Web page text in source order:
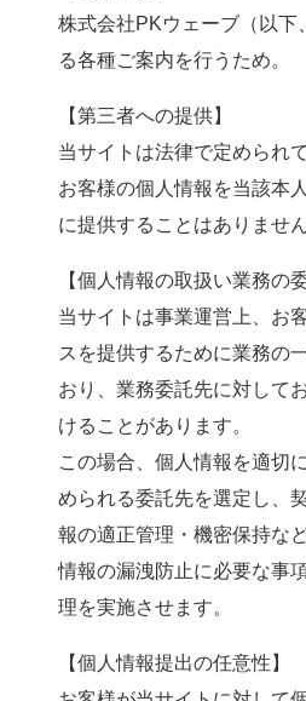
株式会社PKウェーブ（以下
る各種ご案内を行うため。
【第三者への提供】
当サイトは法律で定められ
お客様の個人情報を当該本
に提供することはありません
【個人情報の取扱い業務の委
当サイトは事業運営上、お
スを提供するために業務の
おり、業務委託先に対して
けることがあります。
この場合、個人情報を適切
められる委託先を選定し、
報の適正管理・機密保持な
情報の漏洩防止に必要な事
理を実施させます。
【個人情報提出の任意性】